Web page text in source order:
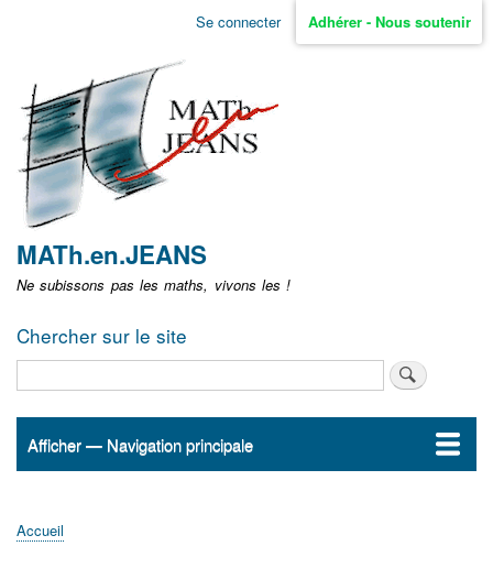
Aller
non
identifié
Se connecter Adhérer - Nous soutenir
MATh.en.JEANS
Ne subissons pas les maths, vivons les !
Chercher sur le site
Navigation
Afficher — Navigation principale
Accueil
ActualitésMATh.en.JEANS ?
Régions et Ateliers
Créer, gérer un atelier
Sujets/Publications
Congrès
Accueil